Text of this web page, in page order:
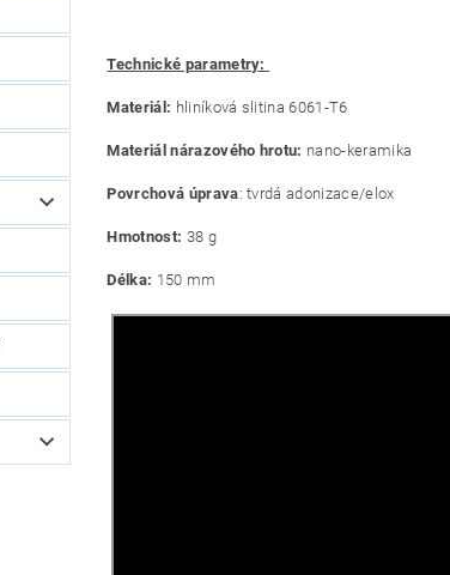
Technické parametry:
Materiál: hliníková slitina 6061-T6
Materiál nárazového hrotu: nano-keramika
Povrchová úprava: tvrdá adonizace/elox
Hmotnost: 38 g
Délka: 150 mm